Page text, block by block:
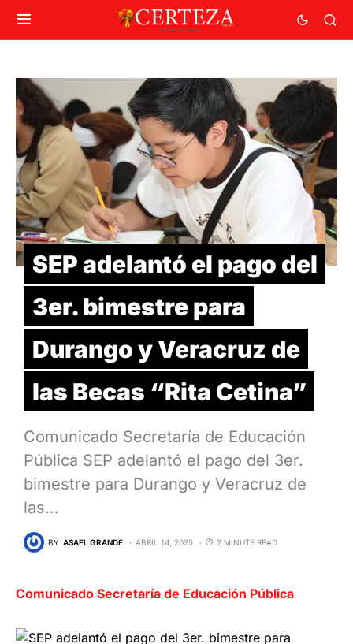
SEP adelantó el pago del
3er. bimestre para
Durango y Veracruz de
las Becas “Rita Cetina”
Comunicado Secretaría de Educación
Pública SEP adelantó el pago del 3er.
bimestre para Durango y Veracruz de
las…
BY ASAEL GRANDE ABRIL 14, 2025 2 MINUTE READ
Comunicado Secretaría de Educación Pública